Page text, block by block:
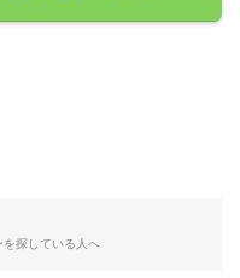
探している人へ